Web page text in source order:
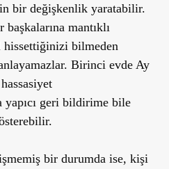
bir değişkenlik yaratabilir.
mantıklı
hissettiğinizi bilmeden
Birinci evde Ay
yapıcı geri bildirime bile
bir durumda ise, kişi